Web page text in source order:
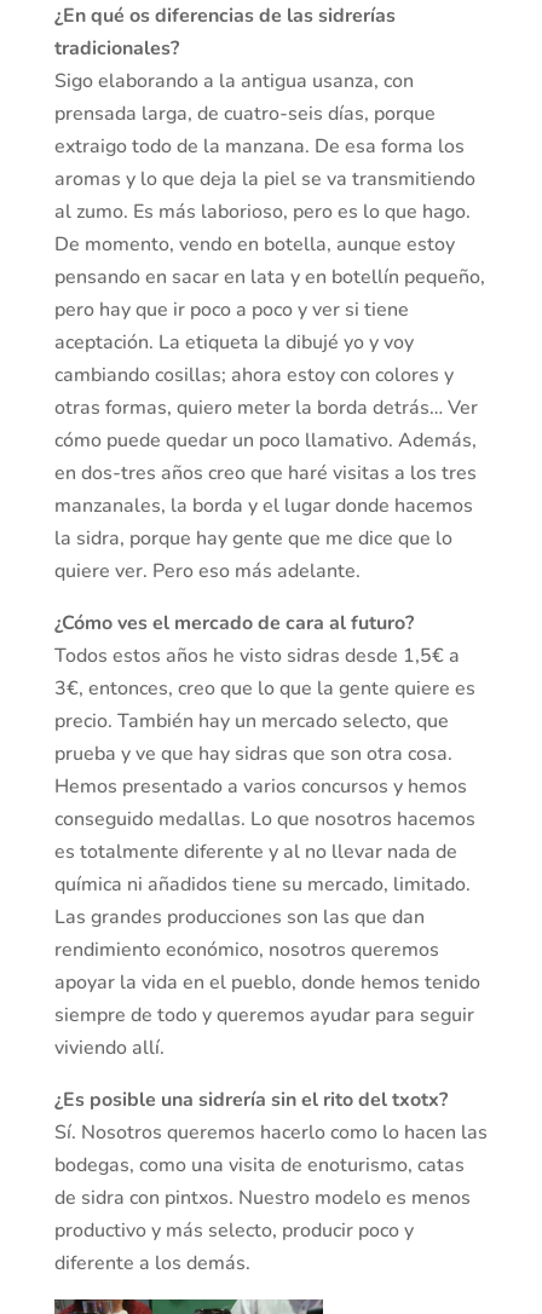
¿En qué os diferencias de las sidrerías
tradicionales?
Sigo elaborando a la antigua usanza, con
prensada larga, de cuatro-seis días, porque
extraigo todo de la manzana. De esa forma los
aromas y lo que deja la piel se va transmitiendo
al zumo. Es más laborioso, pero es lo que hago.
De momento, vendo en botella, aunque estoy
pensando en sacar en lata y en botellín pequeño,
pero hay que ir poco a poco y ver si tiene
aceptación. La etiqueta la dibujé yo y voy
cambiando cosillas; ahora estoy con colores y
otras formas, quiero meter la borda detrás… Ver
cómo puede quedar un poco llamativo. Además,
en dos-tres años creo que haré visitas a los tres
manzanales, la borda y el lugar donde hacemos
la sidra, porque hay gente que me dice que lo
quiere ver. Pero eso más adelante.
¿Cómo ves el mercado de cara al futuro?
Todos estos años he visto sidras desde 1,5€ a
3€, entonces, creo que lo que la gente quiere es
precio. También hay un mercado selecto, que
prueba y ve que hay sidras que son otra cosa.
Hemos presentado a varios concursos y hemos
conseguido medallas. Lo que nosotros hacemos
es totalmente diferente y al no llevar nada de
química ni añadidos tiene su mercado, limitado.
Las grandes producciones son las que dan
rendimiento económico, nosotros queremos
apoyar la vida en el pueblo, donde hemos tenido
siempre de todo y queremos ayudar para seguir
viviendo allí.
¿Es posible una sidrería sin el rito del txotx?
Sí. Nosotros queremos hacerlo como lo hacen las
bodegas, como una visita de enoturismo, catas
de sidra con pintxos. Nuestro modelo es menos
productivo y más selecto, producir poco y
diferente a los demás.